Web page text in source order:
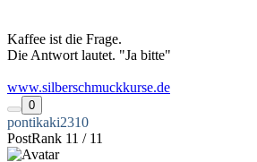
Kaffee ist die Frage.
Die Antwort lautet. "Ja bitte"
www.silberschmuckkurse.de
0
pontikaki2310
PostRank 11 / 11